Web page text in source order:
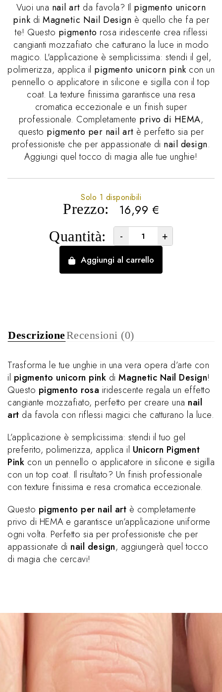
Vuoi una nail art da favola? Il pigmento unicorn
pink di Magnetic Nail Design è quello che fa per
te! Questo pigmento rosa iridescente crea riflessi
cangianti mozzafiato che catturano la luce in modo
magico. L'applicazione è semplicissima: stendi il gel,
polimerizza, applica il pigmento unicorn pink con un
pennello o applicatore in silicone e sigilla con il top
coat. La texture finissima garantisce una resa
cromatica eccezionale e un finish super
professionale. Completamente privo di HEMA,
questo pigmento per nail art è perfetto sia per
professioniste che per appassionate di nail design.
Aggiungi quel tocco di magia alle tue unghie!
Prezzo: 16,99 €
Solo 1 disponibili
Quantità: - +
Aggiungi al carrello
DescrizioneRecensioni (0)
Trasforma le tue unghie in una vera opera d’arte con
il pigmento unicorn pink di Magnetic Nail Design!
Questo pigmento rosa iridescente regala un effetto
cangiante mozzafiato, perfetto per creare una nail
art da favola con riflessi magici che catturano la luce.
L’applicazione è semplicissima: stendi il tuo gel
preferito, polimerizza, applica il Unicorn Pigment
Pink con un pennello o applicatore in silicone e sigilla
con un top coat. Il risultato? Un finish professionale
con texture finissima e resa cromatica eccezionale.
Questo pigmento per nail art è completamente
privo di HEMA e garantisce un’applicazione uniforme
ogni volta. Perfetto sia per professioniste che per
appassionate di nail design, aggiungerà quel tocco
di magia che cercavi!